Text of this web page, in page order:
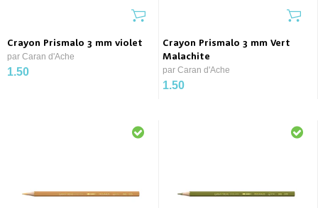
Crayon Prismalo 3 mm violet
par Caran d'Ache
1.50
Crayon Prismalo 3 mm Vert
Malachite
par Caran d'Ache
1.50